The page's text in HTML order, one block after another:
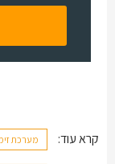
קרא עוד: מערכת